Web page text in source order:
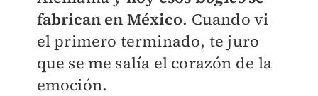
fabrican en México. Cuando vi
el primero terminado, te juro
que se me salía el corazón de la
emoción.